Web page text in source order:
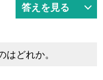
答えを見る
どれか。